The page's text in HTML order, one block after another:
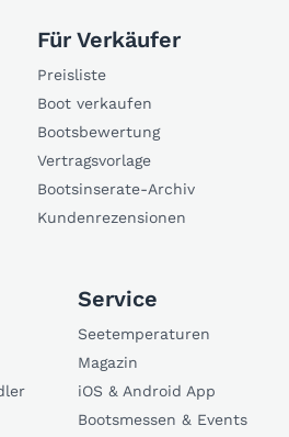
Für Verkäufer
Preisliste
Boot verkaufen
Bootsbewertung
Vertragsvorlage
Bootsinserate-Archiv
Kundenrezensionen
Service
Seetemperaturen
Magazin
iOS & Android App
Bootsmessen & Events